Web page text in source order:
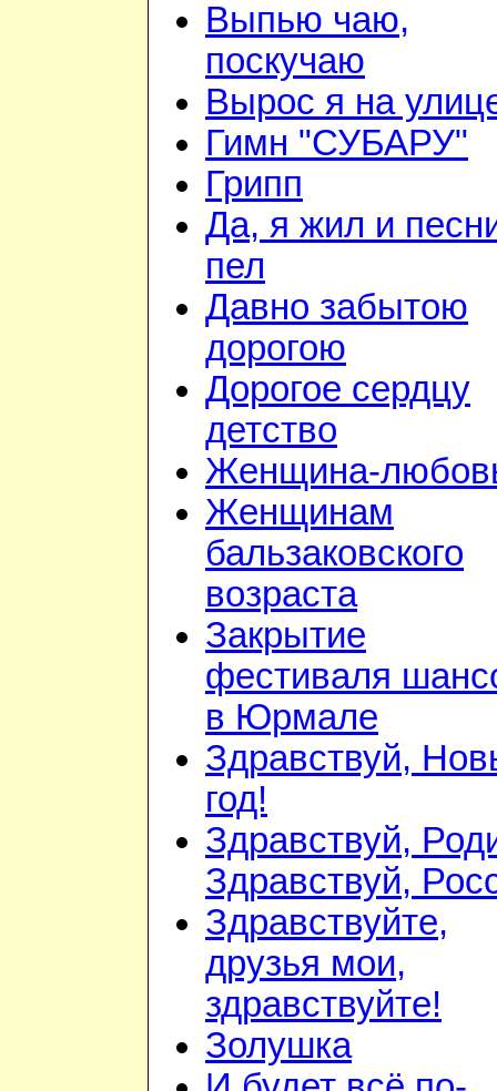
Выпью чаю,
поскучаю
Вырос я на
Гимн "СУБАРУ"
Грипп
Да, я жил и
пел
Давно забытою
дорогою
Дорогое сердцу
детство
Женщина-
Женщинам
бальзаковского
возраста
Закрытие
фестиваля
в Юрмале
Здравствуй,
год!
Здравствуй,
Здравствуй,
Здравствуйте,
друзья мои,
здравствуйте!
Золушка